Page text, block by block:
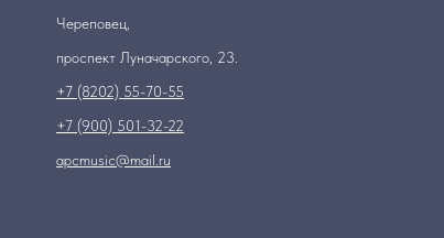
Череповец,
проспект Луначарского, 23.
+7 (8202) 55-70-55
+7 (900) 501-32-22
apcmusic@mail.ru